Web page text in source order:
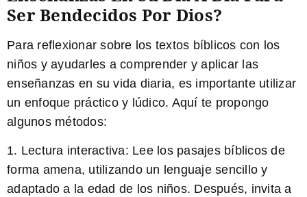
Ser Bendecidos Por Dios?
Para reflexionar sobre los textos bíblicos con los
niños y ayudarles a comprender y aplicar las
enseñanzas en su vida diaria, es importante utilizar
un enfoque práctico y lúdico. Aquí te propongo
algunos métodos:
1. Lectura interactiva: Lee los pasajes bíblicos de
forma amena, utilizando un lenguaje sencillo y
adaptado a la edad de los niños. Después, invita a